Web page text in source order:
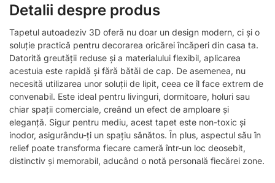
Detalii despre produs
Tapetul autoadeziv 3D oferă nu doar un design modern, ci și o
soluție practică pentru decorarea oricărei încăperi din casa ta.
Datorită greutății reduse și a materialului flexibil, aplicarea
acestuia este rapidă și fără bătăi de cap. De asemenea, nu
necesită utilizarea unor soluții de lipit, ceea ce îl face extrem de
convenabil. Este ideal pentru livinguri, dormitoare, holuri sau
chiar spații comerciale, creând un efect de amploare și
eleganță. Sigur pentru mediu, acest tapet este non-toxic și
inodor, asigurându-ți un spațiu sănătos. În plus, aspectul său în
relief poate transforma fiecare cameră într-un loc deosebit,
distinctiv și memorabil, aducând o notă personală fiecărei zone.